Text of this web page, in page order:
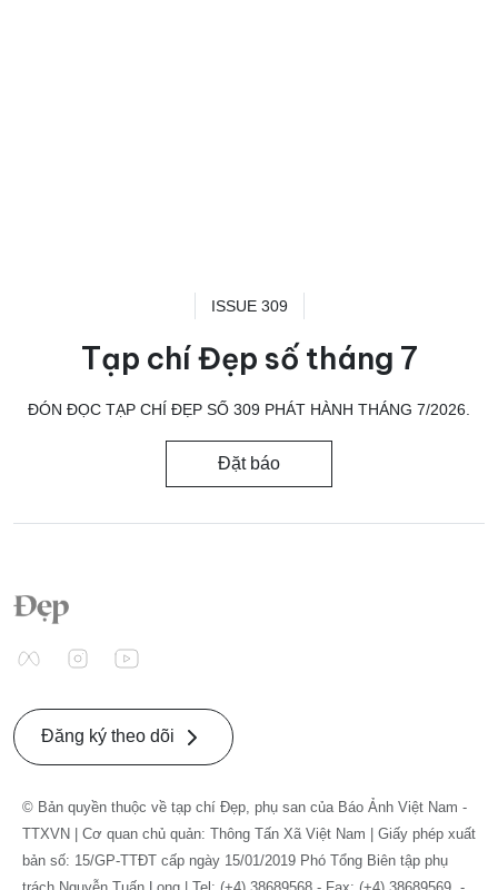
ISSUE 309
Tạp chí Đẹp số tháng 7
ĐÓN ĐỌC TẠP CHÍ ĐẸP SỐ 309 PHÁT HÀNH THÁNG 7/2026.
Đặt báo
Đăng ký theo dõi
© Bản quyền thuộc về tạp chí Đẹp, phụ san của Báo Ảnh Việt Nam -
TTXVN | Cơ quan chủ quản: Thông Tấn Xã Việt Nam | Giấy phép xuất
bản số: 15/GP-TTĐT cấp ngày 15/01/2019 Phó Tổng Biên tập phụ